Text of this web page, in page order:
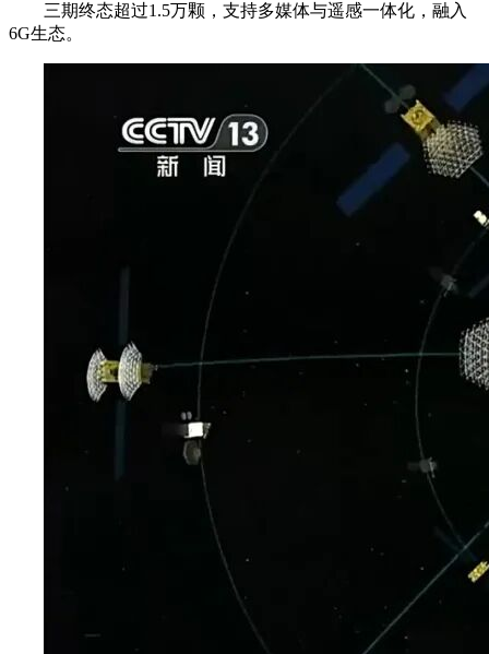
三期终态超过1.5万颗，支持多媒体与遥感一体化，融入
6G生态。